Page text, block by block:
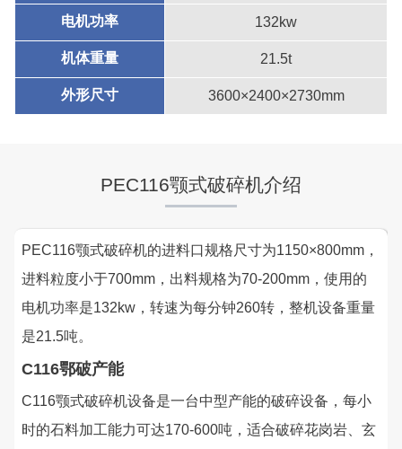
电机功率 132kw
机体重量 21.5t
外形尺寸 3600×2400×2730mm
PEC116颚式破碎机介绍
PEC116颚式破碎机的进料口规格尺寸为1150×800mm，
进料粒度小于700mm，出料规格为70-200mm，使用的
电机功率是132kw，转速为每分钟260转，整机设备重量
是21.5吨。
C116鄂破产能
C116颚式破碎机设备是一台中型产能的破碎设备，每小
时的石料加工能力可达170-600吨，适合破碎花岗岩、玄